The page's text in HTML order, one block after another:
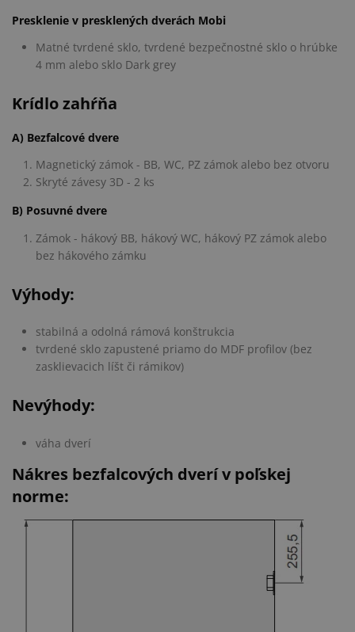
Presklenie v presklených dverách Mobi
Matné tvrdené sklo, tvrdené bezpečnostné sklo o hrúbke
4 mm alebo sklo Dark grey
Krídlo zahŕňa
A) Bezfalcové dvere
Magnetický zámok - BB, WC, PZ zámok alebo bez otvoru
Skryté závesy 3D - 2 ks
B) Posuvné dvere
Zámok - hákový BB, hákový WC, hákový PZ zámok alebo
bez hákového zámku
Výhody:
stabilná a odolná rámová konštrukcia
tvrdené sklo zapustené priamo do MDF profilov (bez
zasklievacich líšt či rámikov)
Nevýhody:
váha dverí
Nákres bezfalcových dverí v poľskej
norme: